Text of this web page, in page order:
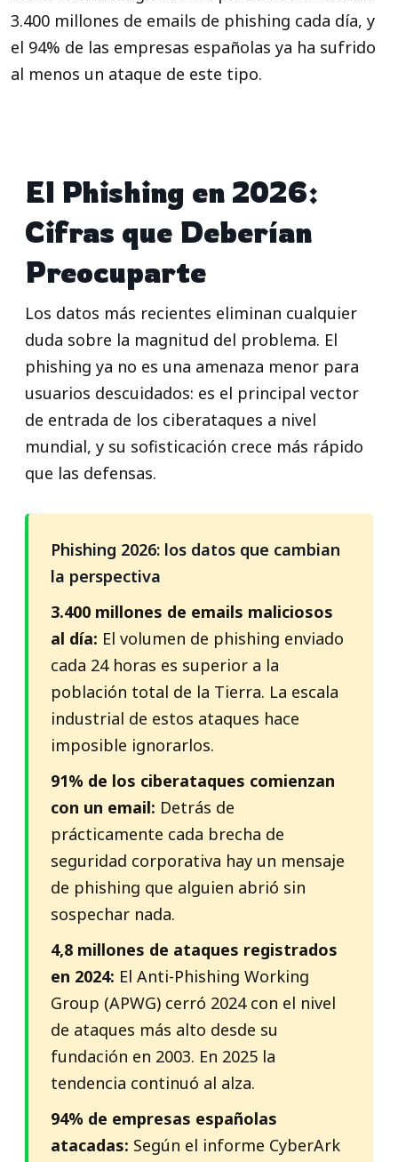
3.400 millones de emails de phishing cada día, y
el 94% de las empresas españolas ya ha sufrido
al menos un ataque de este tipo.
El Phishing en 2026:
Cifras que Deberían
Preocuparte
Los datos más recientes eliminan cualquier
duda sobre la magnitud del problema. El
phishing ya no es una amenaza menor para
usuarios descuidados: es el principal vector
de entrada de los ciberataques a nivel
mundial, y su sofisticación crece más rápido
que las defensas.
Phishing 2026: los datos que cambian
la perspectiva
3.400 millones de emails maliciosos
al día: El volumen de phishing enviado
cada 24 horas es superior a la
población total de la Tierra. La escala
industrial de estos ataques hace
imposible ignorarlos.
91% de los ciberataques comienzan
con un email: Detrás de
prácticamente cada brecha de
seguridad corporativa hay un mensaje
de phishing que alguien abrió sin
sospechar nada.
4,8 millones de ataques registrados
en 2024: El Anti-Phishing Working
Group (APWG) cerró 2024 con el nivel
de ataques más alto desde su
fundación en 2003. En 2025 la
tendencia continuó al alza.
94% de empresas españolas
atacadas: Según el informe CyberArk